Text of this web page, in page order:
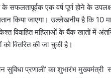
के सफलतापूर्वक एक वर्ष पूर्ण होने के
किया जाएगा। उल्लेखनीय है कि 10
विवाहित महिलाओं के बैंक खातों में
वितरित की जा चुकी है।
सुविधा प्रणाली’ का शुभारंभ